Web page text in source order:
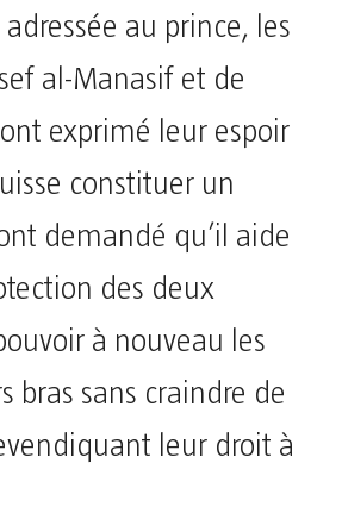
au prince, les
al-Manasif et de
exprimé leur espoir
constituer un
demandé qu’il aide
des deux
à nouveau les
bras sans craindre de
leur droit à